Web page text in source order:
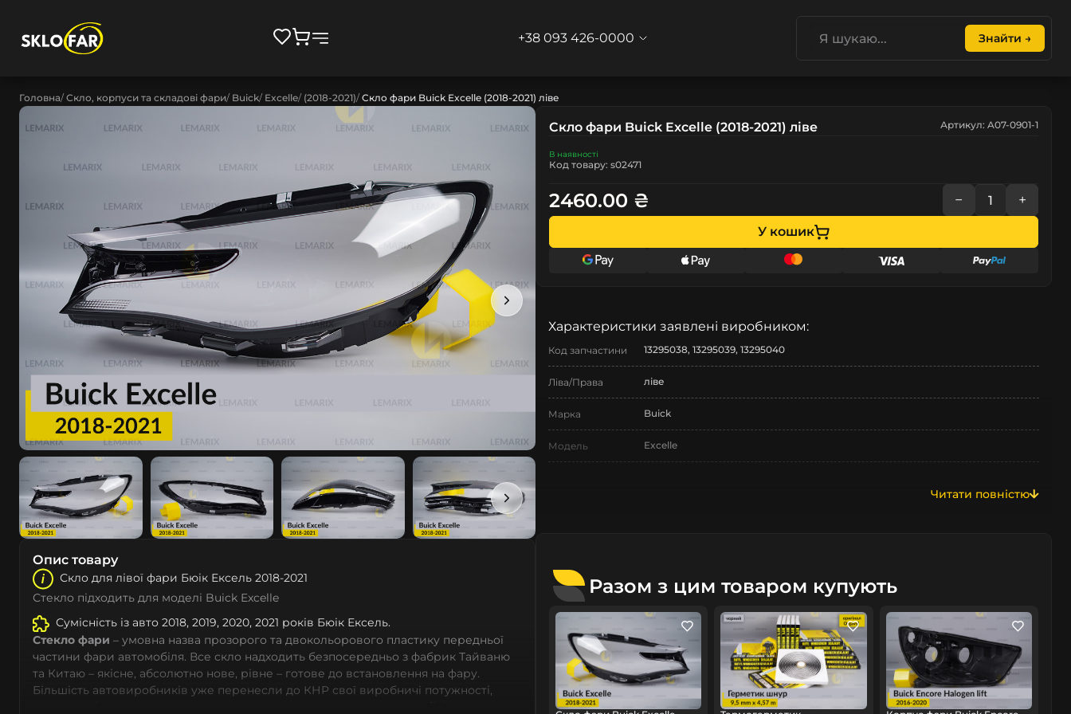
+38 093 426-0000 Знайти →
Головна Скло, корпуси та складові фари Buick Excelle (2018-2021) Скло фари Buick Excelle (2018-2021) ліве
Опис товару
Скло для лівої фари Бюік Ексель 2018-2021
Стекло підходить для моделі Buick Excelle
Сумісність із авто 2018, 2019, 2020, 2021 років Бюік Ексель.
Стекло фари – умовна назва прозорого та двокольорового пластику передньої
частини фари автомобіля. Все скло надходить безпосередньо з фабрик Тайваню
та Китаю – якісне, абсолютно нове, рівне – готове до встановлення на фару.
Більшість автовиробників уже перенесли до КНР свої виробничі потужності,
тому не слід дивуватися, що до 90% запчастин до сучасних автомобілів мають
Скло фари Buick Excelle (2018-2021) ліве Артикул: A07-0901-1
В наявності
Код товару: s02471
2460.00 ₴ − +
У кошик
Характеристики заявлені виробником:
Код запчастини 13295038, 13295039, 13295040
Ліва/Права ліве
Марка Buick
Модель Excelle
Рік випуску
Стан
Тип запчастини Аналог
Тип техніки Легковий автомобіль
Бренд Lemarix
Читати повністю
Разом з цим товаром купують